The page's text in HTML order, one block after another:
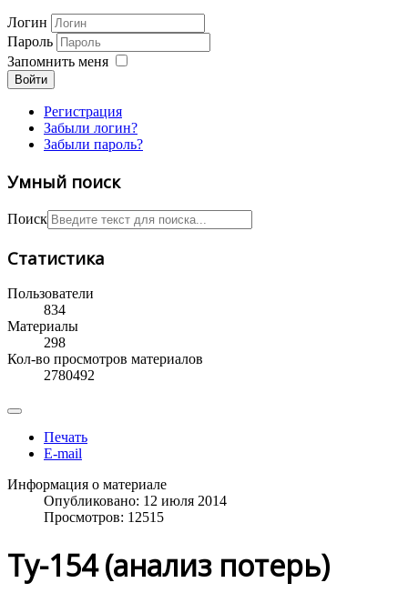
Логин
Пароль
Запомнить меня
Войти
Регистрация
Забыли логин?
Забыли пароль?
Умный поиск
Поиск
Статистика
Пользователи
834
Материалы
298
Кол-во просмотров материалов
2780492
Печать
E-mail
Информация о материале
Опубликовано: 12 июля 2014
Просмотров: 12515
Ту-154 (анализ потерь)